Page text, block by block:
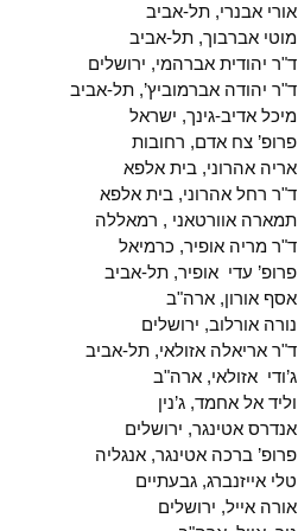
אורי אבנרי, תל-אביב
מוטי אברבוך, תל-אביב
ד"ר יהודית אברהמי, ירושלים
ד"ר יהודה אברמוביץ’, תל-אביב
מיכל אדיב-גינך, ישראל
פרופ’ צח אדם, רחובות
אריה אהרוני, בית אלפא
ד"ר רחל אהרוני, בית אלפא
תמארה אוורטאני , רמאללה
ד"ר מריה אופיר, כרמיאל
פרופ’ עדי אופיר, תל-אביב
אסף אורון, ארה"ב
נורה אורלוב, ירושלים
ד"ר אריאלה אזולאי, תל-אביב
ג’ודי אזולאי, ארה"ב
וליד אל אחמד, ג’נין
אנדרס אטינגר, ירושלים
פרופ’ ברכה אטינגר, אנגליה
טלי אייזנברג, גבעתיים
אורה אייל, ירושלים